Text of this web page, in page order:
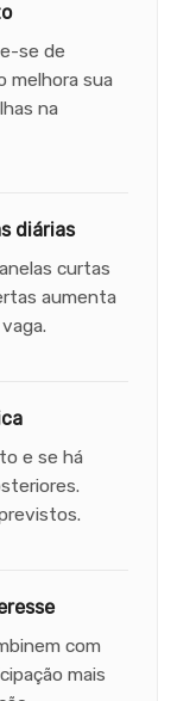
se de
melhora sua
na
diárias
curtas
aumenta
e se há
com
mais